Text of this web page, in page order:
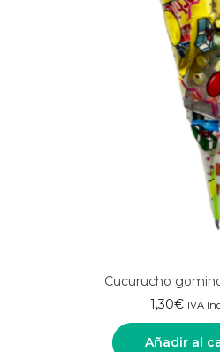
Cucurucho
1,30€ IVA
Añadir al